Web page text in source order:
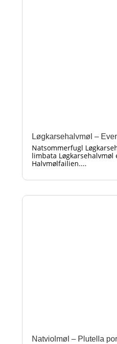
Løgkarsehalvmøl –
Natsommerfugl
limbata Løgkarsehalvmøl
Halvmølfailien....
Natviolmøl – Plutella